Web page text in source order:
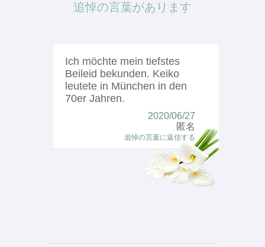
追悼の言葉があります
Ich möchte mein tiefstes
Beileid bekunden. Keiko
leutete in München in den
70er Jahren.
2020/06/27
匿名
追悼の言葉に返信する